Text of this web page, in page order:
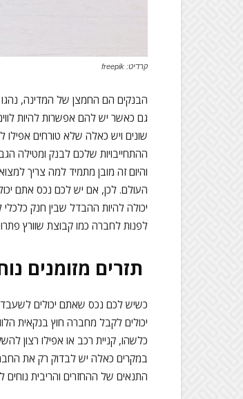
קרדיט: freepik
הבנקים הם החמצן של המדינה,
גם כאשר יש להם אפשרות להיות
שונים ויש כאלה שלא טורחים
ההתחייבויות שלכם לבנק ומטילה
והיום זה מובן מתמיד למה צריך
העולם. לכן, אם יש לכם נכס אתם
יכולה להיות ההבדל שבין חנק
לפנות לחברה כמו קבוצת שוורץ
תזרים מזומנים
כשיש לכם נכס שאתם יכולים לשעבד
יכולים לקבל מחברה חוץ בנקאית
כלשהו, קניית רכב או אפילו רצון
במקרים כאלה יש לבדוק רק את
התנאים של ההחזרים והריבית